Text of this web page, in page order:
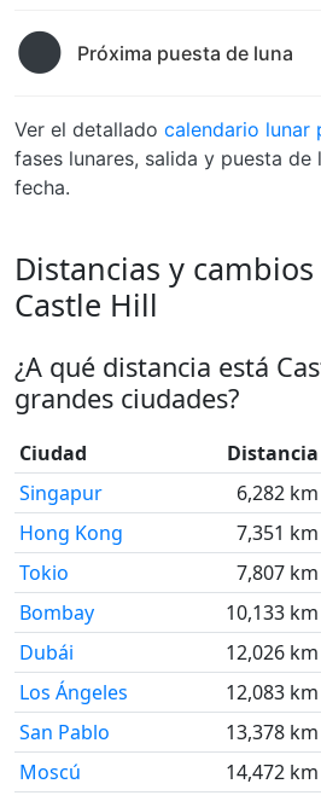
🌑 Próxima puesta de luna
Ver el detallado calendario lunar
fases lunares, salida y puesta de
fecha.
Distancias y
Castle Hill
¿A qué distancia está
grandes ciudades?
Ciudad Distancia
Singapur
6,282 km
Hong Kong
7,351 km
Tokio
7,807 km
Bombay
10,133 km
Dubái
12,026 km
Los Ángeles
12,083 km
San Pablo
13,378 km
Moscú
14,472 km